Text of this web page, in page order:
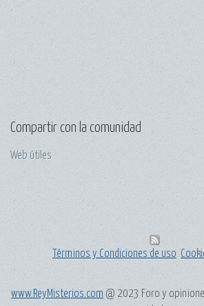
Compartir con la comunidad
Web útiles
Términos y Condiciones de uso
www.ReyMisterios.com @ 2023 Foro y